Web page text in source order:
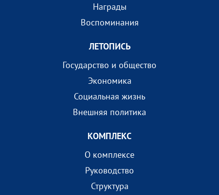
Награды
Воспоминания
ЛЕТОПИСЬ
Государство и общество
Экономика
Социальная жизнь
Внешняя политика
КОМПЛEКС
О комплексе
Руководство
Структура